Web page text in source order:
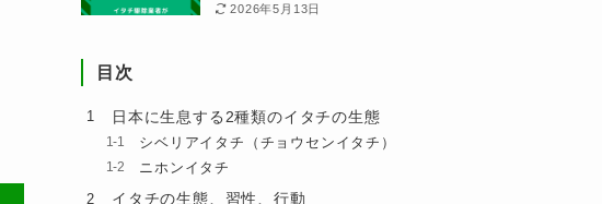
2026年5月13日
目次
日本に生息する2種類のイタチの生態
シベリアイタチ（チョウセンイタチ）
ニホンイタチ
イタチの生態、習性、行動